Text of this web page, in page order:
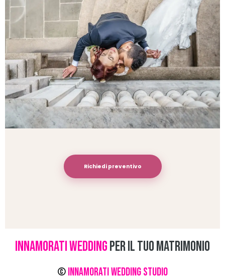
Richiedi preventivo
INNAMORATI WEDDINGPER IL TUO MATRIMONIO
©Innamorati Wedding Studio